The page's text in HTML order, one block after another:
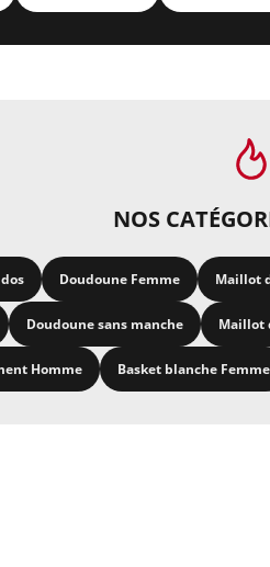
NOS
Doudoune Femme Maillot
Doudoune sans manche Maillot
Homme Basket blanche Femme